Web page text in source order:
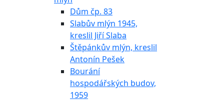
Dům čp. 83
Slabův mlýn 1945,
kreslil Jiří Slaba
Štěpánkův mlýn, kreslil
Antonín Pešek
Bourání
hospodářských budov,
1959